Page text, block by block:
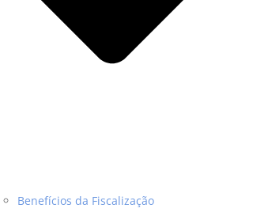
Benefícios da Fiscalização